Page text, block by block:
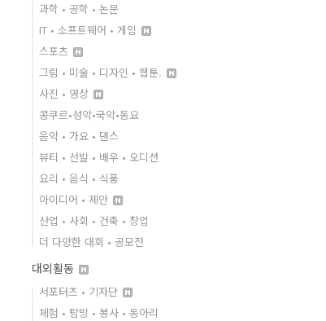
과학 • 공학 • 논문
IT • 소프트웨어 • 게임
스포츠
그림 • 미술 • 디자인 • 웹툰.
사진 • 영상
콩쿠르•성악•국악•동요
음악 • 가요 • 댄스
뷰티 • 선발 • 배우 • 오디션
요리 • 음식 • 식품
아이디어 • 제안
산업 • 사회 • 건축 • 창업
더 다양한 대회 • 공모전
대외활동
서포터즈 • 기자단
체험 • 탐방 • 봉사 • 동아리